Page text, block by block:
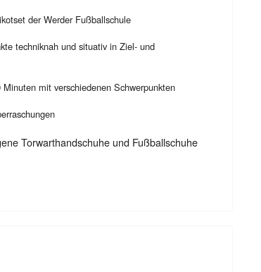
der Werder Fußballschule
techniknah und situativ in Ziel- und
mit verschiedenen Schwerpunkten
Torwarthandschuhe und Fußballschuhe